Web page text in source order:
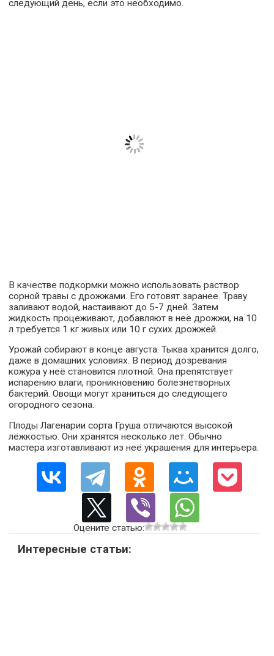
следующий день, если это необходимо.
В качестве подкормки можно использовать раствор
сорной травы с дрожжами. Его готовят заранее. Траву
заливают водой, настаивают до 5-7 дней. Затем
жидкость процеживают, добавляют в неё дрожжи, на 10
л требуется 1 кг живых или 10 г сухих дрожжей.
Урожай собирают в конце августа. Тыква хранится долго,
даже в домашних условиях. В период дозревания
кожура у неё становится плотной. Она препятствует
испарению влаги, проникновению болезнетворных
бактерий. Овощи могут храниться до следующего
огородного сезона.
Плоды Лагенарии сорта Груша отличаются высокой
лёжкостью. Они хранятся несколько лет. Обычно
мастера изготавливают из неё украшения для интерьера.
Оцените статью:
Интересные статьи: